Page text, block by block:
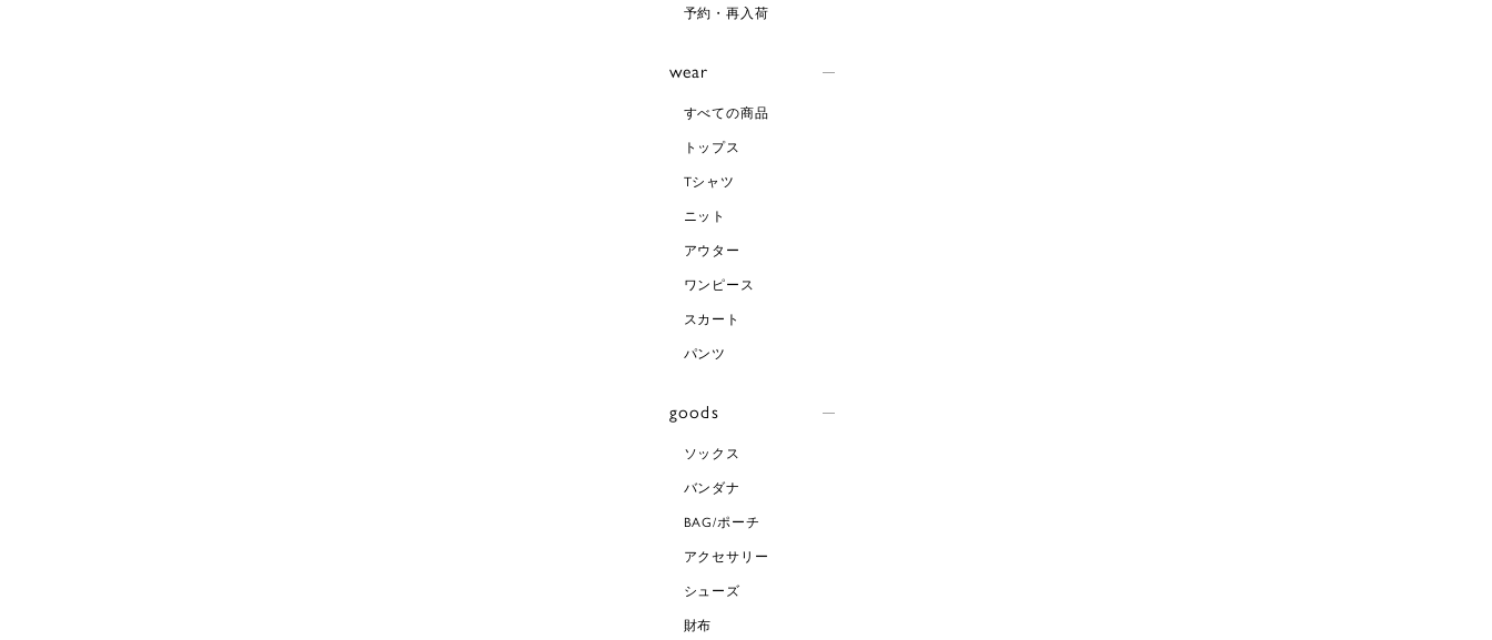
予約・再入荷
wear
すべての商品
トップス
Tシャツ
ニット
アウター
ワンピース
スカート
パンツ
goods
ソックス
バンダナ
BAG/ポーチ
アクセサリー
シューズ
財布